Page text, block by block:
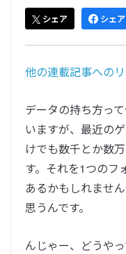
シェア シェア
他の連載記事への
データの持ち方っ
いますが、最近の
けでも数千とか数
す。それを1つの
あるかもしれませ
思うんです。
んじゃー、どうや